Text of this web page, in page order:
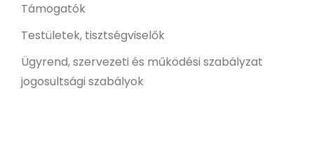
Támogatók
Testületek, tisztségviselők
Ügyrend, szervezeti és működési szabályzat
jogosultsági szabályok